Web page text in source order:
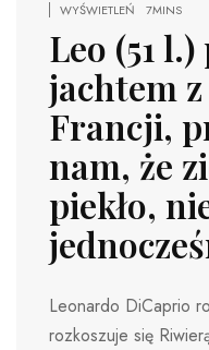
WYŚWIETLEŃ
7MINS
Leo (51 l.)
jachtem
Francji,
nam, że
piekło,
Leonardo DiCaprio
rozkoszuje się